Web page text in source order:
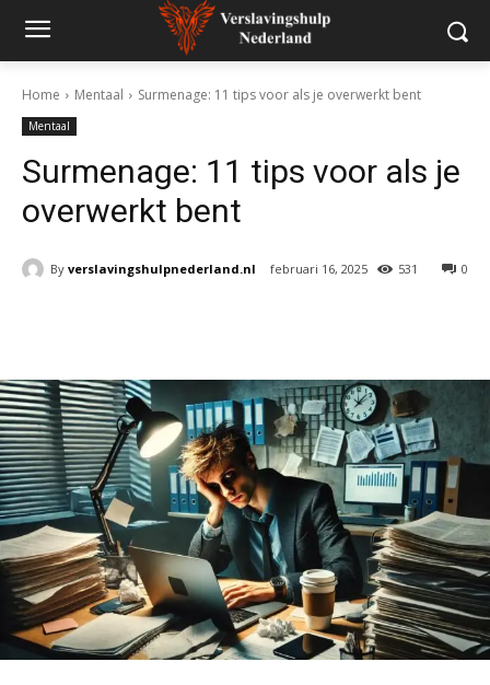
Home Mentaal Surmenage: 11 tips voor als je overwerkt bent
Mentaal
Surmenage: 11 tips voor als je
overwerkt bent
By verslavingshulpnederland.nl februari 16, 2025 0
531